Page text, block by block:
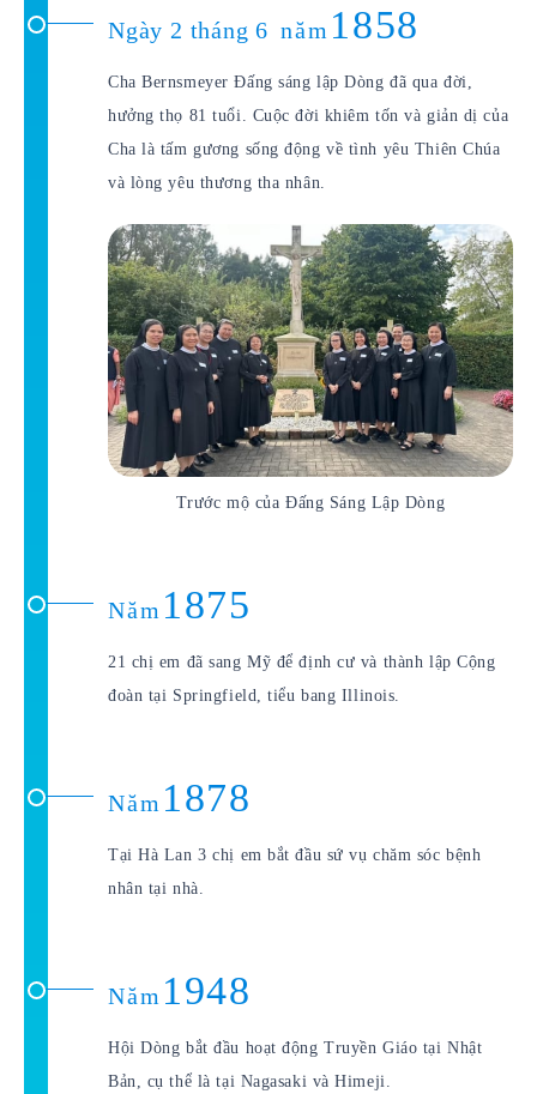
Ngày 2 tháng 6 năm 1858
Cha Bernsmeyer Đấng sáng lập Dòng đã qua đời,
hưởng thọ 81 tuổi. Cuộc đời khiêm tốn và giản dị của
Cha là tấm gương sống động về tình yêu Thiên Chúa
và lòng yêu thương tha nhân.
Trước mộ của Đấng Sáng Lập Dòng
Năm 1875
21 chị em đã sang Mỹ để định cư và thành lập Cộng
đoàn tại Springfield, tiểu bang Illinois.
Năm 1878
Tại Hà Lan 3 chị em bắt đầu sứ vụ chăm sóc bệnh
nhân tại nhà.
Năm 1948
Hội Dòng bắt đầu hoạt động Truyền Giáo tại Nhật
Bản, cụ thể là tại Nagasaki và Himeji.